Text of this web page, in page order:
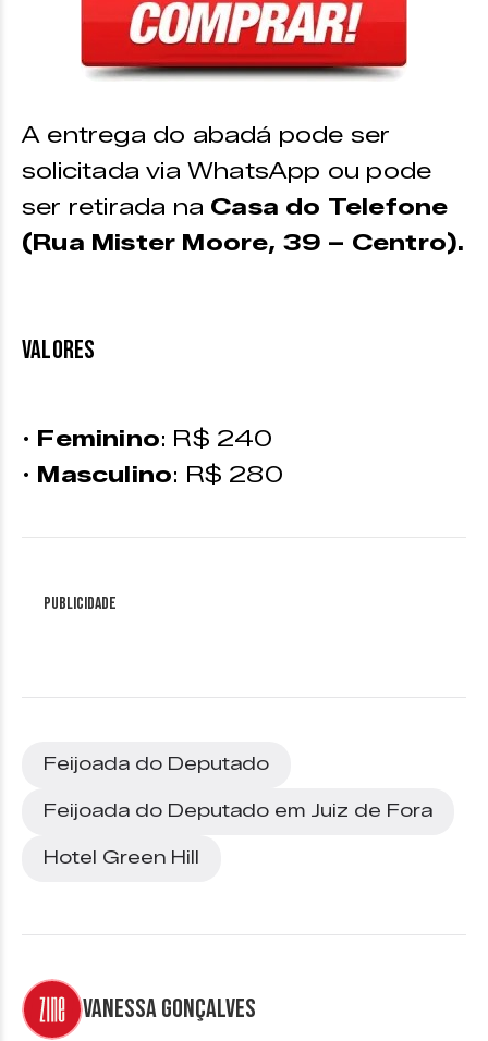
A entrega do abadá pode ser
solicitada via WhatsApp ou pode
ser retirada na Casa do Telefone
(Rua Mister Moore, 39 – Centro).
VALORES
• Feminino: R$ 240
• Masculino: R$ 280
Publicidade
Feijoada do Deputado
Feijoada do Deputado em Juiz de Fora
Hotel Green Hill
Vanessa Gonçalves